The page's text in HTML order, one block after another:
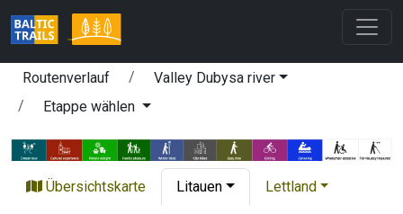
Routenverlauf
Valley Dubysa river
Etappe wählen
Übersichtskarte Litauen Lettland